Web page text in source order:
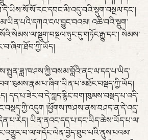
འཆི་བའི་སྡུག་
སེམས་
དད་པ་ཟེར་བ་དེ་ཀླད་རྙིང་བག་ཁུམས་བསྡད་པ་འདི་
།ཕྱོགས་ཁ་ཤས་ནས་བཤད་ན་དེ་འདྲ་
ཡིན་ནའང་དད་པ་དང་ཡིད་ཆེས་ཡོད་པ་ལ་